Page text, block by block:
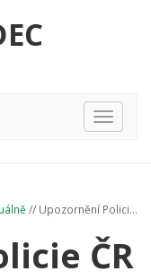
Hlavní
nabídka
// Upozornění Polici...
ČR